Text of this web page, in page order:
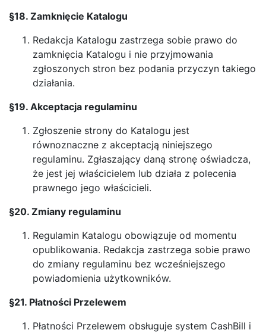
§18. Zamknięcie Katalogu
Redakcja Katalogu zastrzega sobie prawo do
zamknięcia Katalogu i nie przyjmowania
zgłoszonych stron bez podania przyczyn takiego
działania.
§19. Akceptacja regulaminu
Zgłoszenie strony do Katalogu jest
równoznaczne z akceptacją niniejszego
regulaminu. Zgłaszający daną stronę oświadcza,
że jest jej właścicielem lub działa z polecenia
prawnego jego właścicieli.
§20. Zmiany regulaminu
Regulamin Katalogu obowiązuje od momentu
opublikowania. Redakcja zastrzega sobie prawo
do zmiany regulaminu bez wcześniejszego
powiadomienia użytkowników.
§21. Płatności Przelewem
Płatności Przelewem obsługuje system CashBill i